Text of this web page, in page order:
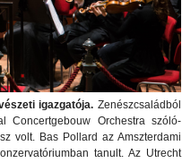
igazgatója. Zenészcsaládból
Concertgebouw Orchestra szóló-
volt. Bas Pollard az Amszterdami
tanult. Az Utrecht